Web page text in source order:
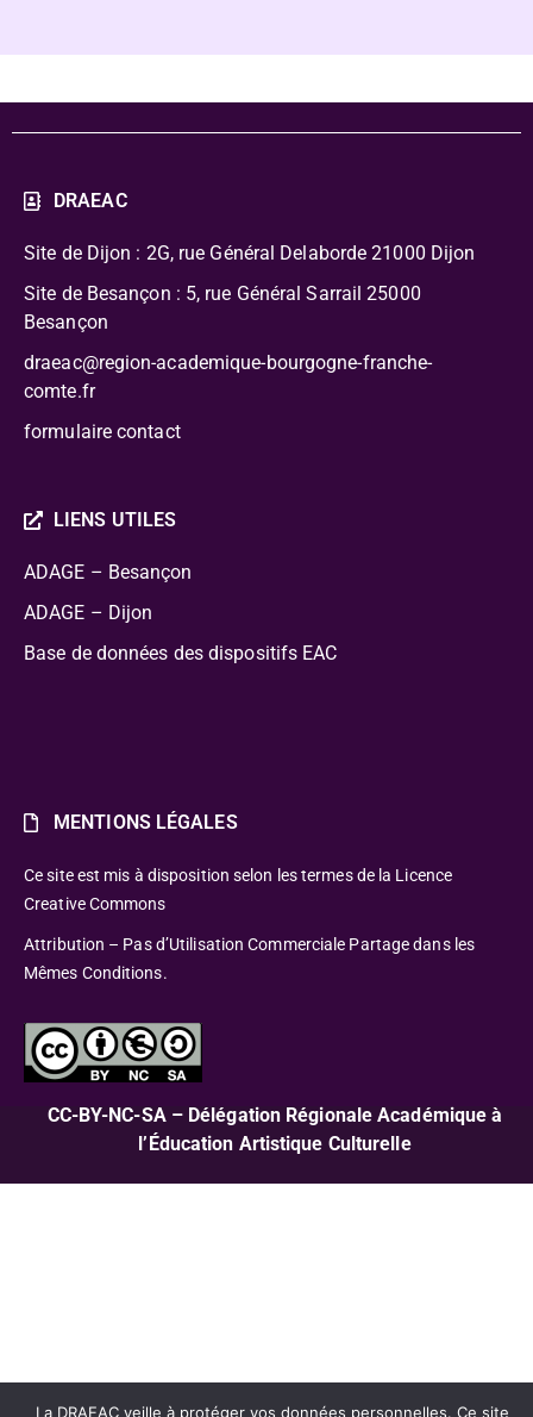
DRAEAC
Site de Dijon : 2G, rue Général Delaborde 21000 Dijon
Site de Besançon : 5, rue Général Sarrail 25000
Besançon
draeac@region-academique-bourgogne-franche-
comte.fr
formulaire contact
LIENS UTILES
ADAGE – Besançon
ADAGE – Dijon
Base de données des dispositifs EAC
MENTIONS LÉGALES
Ce site est mis à disposition selon les termes de la Licence
Creative Commons
Attribution – Pas d’Utilisation Commerciale Partage dans les
Mêmes Conditions.
CC-BY-NC-SA – Délégation Régionale Académique à
l’Éducation Artistique Culturelle
La DRAEAC veille à protéger vos données personnelles. Ce site